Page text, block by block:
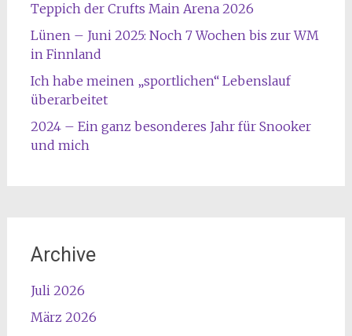
Teppich der Crufts Main Arena 2026
Lünen – Juni 2025: Noch 7 Wochen bis zur WM
in Finnland
Ich habe meinen „sportlichen“ Lebenslauf
überarbeitet
2024 – Ein ganz besonderes Jahr für Snooker
und mich
Archive
Juli 2026
März 2026